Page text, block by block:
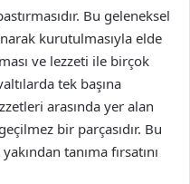
Bu geleneksel
kurutulmasıyla elde
ve lezzeti ile birçok
tek başına
arasında yer alan
bir parçasıdır. Bu
tanıma fırsatını